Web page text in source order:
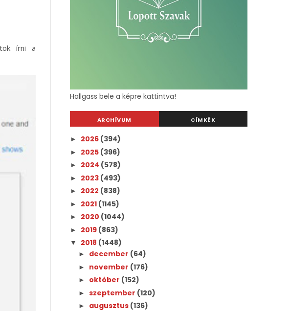
írni a
Hallgass bele a képre kattintva!
ARCHÍVUM CÍMKÉK
► 2026 (394)
► 2025 (396)
► 2024 (578)
► 2023 (493)
► 2022 (838)
► 2021 (1145)
► 2020 (1044)
► 2019 (863)
▼ 2018 (1448)
► december (64)
► november (176)
► október (152)
►szeptember (120)
► augusztus (136)